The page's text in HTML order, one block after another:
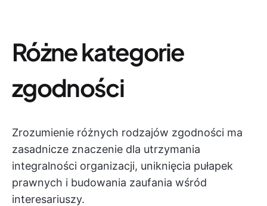
Różne kategorie
zgodności
Zrozumienie różnych rodzajów zgodności ma
zasadnicze znaczenie dla utrzymania
integralności organizacji, uniknięcia pułapek
prawnych i budowania zaufania wśród
interesariuszy.